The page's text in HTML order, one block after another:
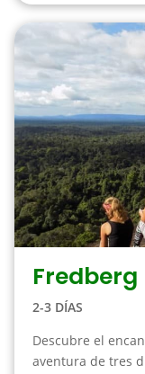
2-3 DÍAS
Descubre el
aventura de tres